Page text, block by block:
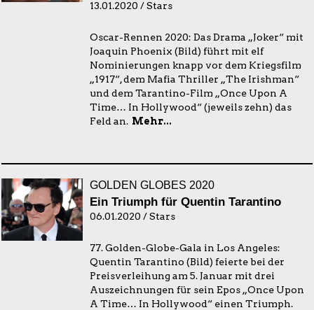
13.01.2020 / Stars
Oscar-Rennen 2020: Das Drama „Joker“ mit
Joaquin Phoenix (Bild) führt mit elf
Nominierungen knapp vor dem Kriegsfilm
„1917“, dem Mafia Thriller „The Irishman“
und dem Tarantino-Film „Once Upon A
Time… In Hollywood“ (jeweils zehn) das
Feld an. Mehr...
GOLDEN GLOBES 2020
Ein Triumph für Quentin Tarantino
06.01.2020 / Stars
77. Golden-Globe-Gala in Los Angeles:
Quentin Tarantino (Bild) feierte bei der
Preisverleihung am 5. Januar mit drei
Auszeichnungen für sein Epos „Once Upon
A Time… In Hollywood“ einen Triumph.